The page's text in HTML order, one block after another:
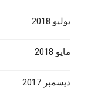
يوليو 2018
مايو 2018
ديسمبر 2017